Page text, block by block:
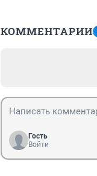
КОММЕНТАРИИ
Гость
Войти